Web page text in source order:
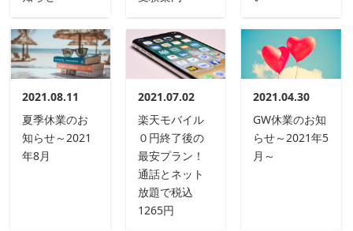
2021.08.11
夏季休業のお
知らせ～2021
年8月
2021.07.02
楽天モバイル
０円終了後の
最安プラン！
通話とネット
放題で税込
1265円
2021.04.30
GW休業のお知
らせ～2021年5
月～